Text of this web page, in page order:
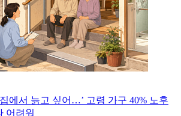
에서 늙고 싶어…’ 고령 가구 40% 노후
어려워